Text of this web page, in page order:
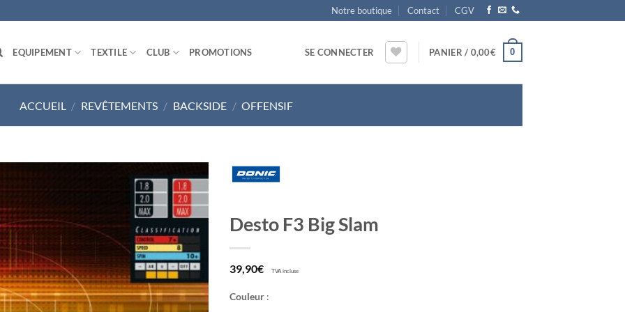
Notre boutique Contact CGV
EQUIPEMENT TEXTILE CLUB PROMOTIONS SE CONNECTER PANIER / 0,00€ 0
ACCUEIL / REVÊTEMENTS / BACKSIDE / OFFENSIF
Ajouter
aux
souhaits
Desto F3 Big Slam
39,90€ TVA incluse
Couleur :